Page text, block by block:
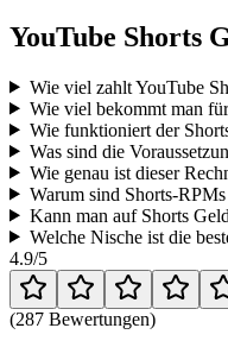
YouTube Shorts
Wie viel zahlt YouTube
Wie viel bekommt man
Wie funktioniert der
Was sind die
Wie genau ist dieser
Warum sind Shorts-
Kann man auf Shorts
Welche Nische ist die
4.9/5
(287 Bewertungen)